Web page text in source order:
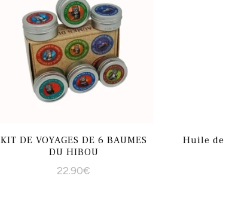
KIT DE VOYAGES DE 6 BAUMES
DU HIBOU
22.90€
Huile de